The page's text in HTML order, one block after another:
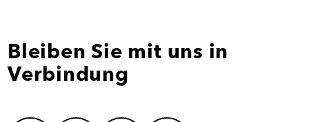
Bleiben Sie mit uns in
Verbindung